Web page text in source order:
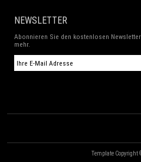
NEWSLETTER
Abonnieren Sie den kostenlosen
mehr.
Template Copyright